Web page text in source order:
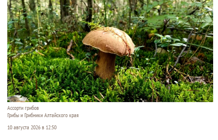
Ассорти грибов
Грибы и Грибники Алтайского края
10 августа 2026 в 12:50